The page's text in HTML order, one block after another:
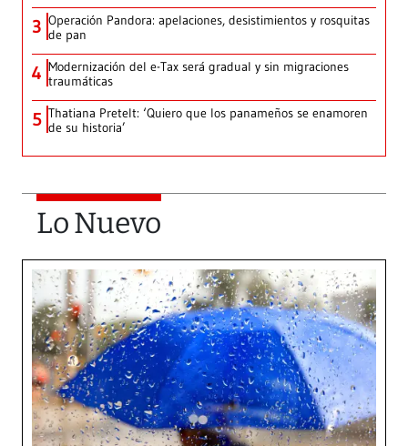
3 Operación Pandora: apelaciones, desistimientos y rosquitas
de pan
4 Modernización del e-Tax será gradual y sin migraciones
traumáticas
5 Thatiana Pretelt: ‘Quiero que los panameños se enamoren
de su historia’
Lo Nuevo